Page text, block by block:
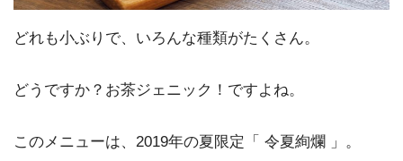
どれも小ぶりで、いろんな種類がたくさん。
どうですか？お茶ジェニック！ですよね。
このメニューは、2019年の夏限定「 令夏絢爛 」。